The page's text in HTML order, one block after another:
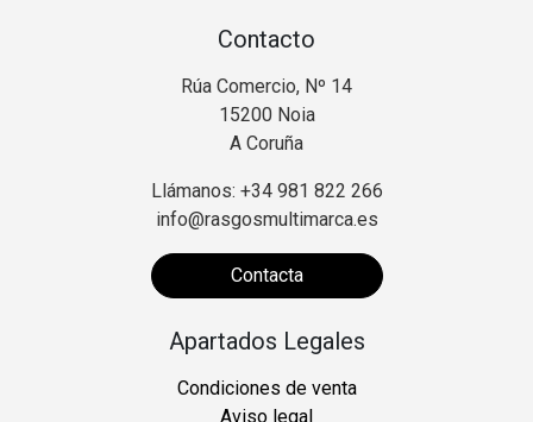
Contacto
Rúa Comercio, Nº 14
15200 Noia
A Coruña
Llámanos: +34 981 822 266
info@rasgosmultimarca.es
Contacta
Apartados Legales
Condiciones de venta
Aviso legal